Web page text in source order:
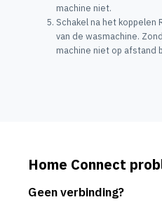
machine niet.
Schakel na het koppelen
van de wasmachine.
machine niet op afstand
Home Connect
Geen verbinding?